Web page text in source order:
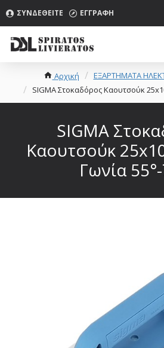
ΣΥΝΔΕΘΕΊΤΕ ΕΓΓΡΑΦΉ
Αρχική
ΕΞΑΡΤΗΜΑΤΑ
SIGMA Στοκαδόρος Καουτσούκ
SIGMA
Καουτσούκ
Γωνία